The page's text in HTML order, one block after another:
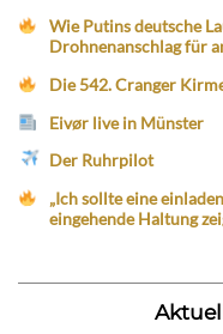
Wie Putins deutsche
Drohnenanschlag für
Die 542. Cranger
Eivør live in Münster
Der Ruhrpilot
„Ich sollte eine
eingehende Haltung